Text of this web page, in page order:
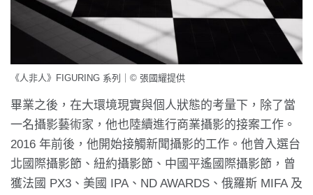
《人非人》FIGURING 系列｜© 張國耀提供
畢業之後，在大環境現實與個人狀態的考量下，除了當
一名攝影藝術家，他也陸續進行商業攝影的接案工作。
2016 年前後，他開始接觸新聞攝影的工作。他曾入選台
北國際攝影節、紐約攝影節、中國平遙國際攝影節，曾
獲法國 PX3、美國 IPA、ND AWARDS、俄羅斯 MIFA 及